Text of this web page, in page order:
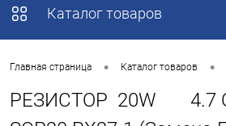
Каталог товаров
Главная страница • Каталог товаров •
РЕЗИСТОР 20W 4.7